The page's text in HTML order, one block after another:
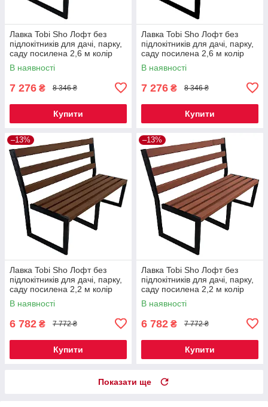
Лавка Tobi Sho Лофт без
підлокітників для дачі, парку,
саду посилена 2,6 м колір
горіх
В наявності
7 276 ₴ 8 346 ₴
Купити
Лавка Tobi Sho Лофт без
підлокітників для дачі, парку,
саду посилена 2,6 м колір
махагоній
В наявності
7 276 ₴ 8 346 ₴
Купити
–13%
Лавка Tobi Sho Лофт без
підлокітників для дачі, парку,
саду посилена 2,2 м колір
горіх
В наявності
6 782 ₴ 7 772 ₴
Купити
–13%
Лавка Tobi Sho Лофт без
підлокітників для дачі, парку,
саду посилена 2,2 м колір
черешня
В наявності
6 782 ₴ 7 772 ₴
Купити
Показати ще